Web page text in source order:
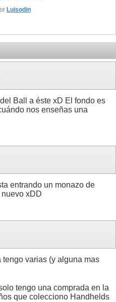
Luisodin
Ball a éste xD El fondo es
nos enseñas una
entrando un monazo de
xDD
varias (y alguna mas
tengo una comprada en la
que colecciono Handhelds